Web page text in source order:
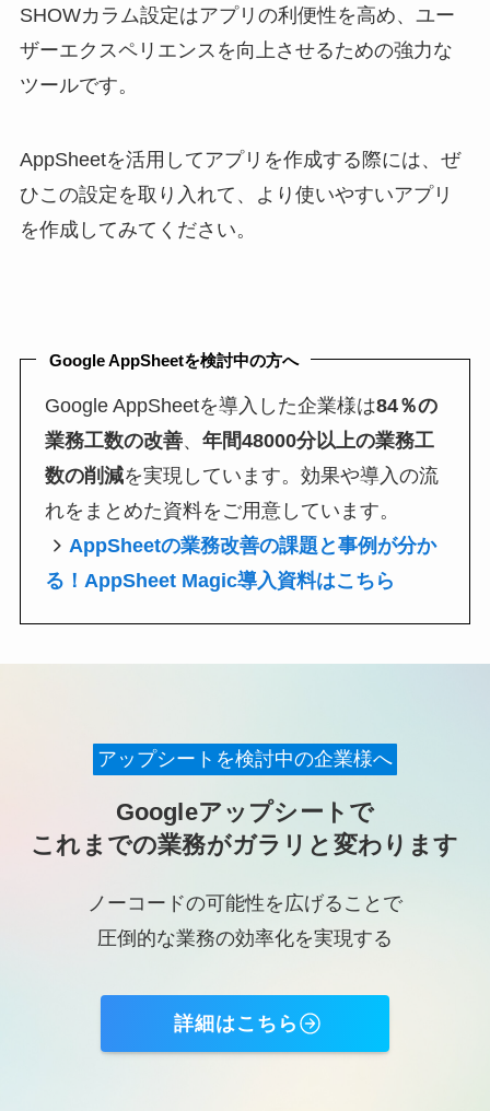
SHOWカラム設定はアプリの利便性を高め、ユー
ザーエクスペリエンスを向上させるための強力な
ツールです。
AppSheetを活用してアプリを作成する際には、ぜ
ひこの設定を取り入れて、より使いやすいアプリ
を作成してみてください。
Google AppSheetを検討中の方へ
Google AppSheetを導入した企業様は84％の
業務工数の改善、年間48000分以上の業務工
数の削減を実現しています。効果や導入の流
れをまとめた資料をご用意しています。
AppSheetの業務改善の課題と事例が分か
る！AppSheet Magic導入資料はこちら
アップシートを検討中の企業様へ
Googleアップシートで
これまでの業務がガラリと変わります
ノーコードの可能性を広げることで
圧倒的な業務の効率化を実現する
詳細はこちら